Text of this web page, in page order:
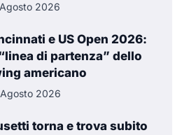
2026
e US Open 2026:
di partenza” dello
americano
2026
torna e trova subito